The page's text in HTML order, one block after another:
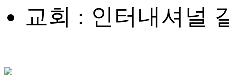
교회 : 인터내셔널